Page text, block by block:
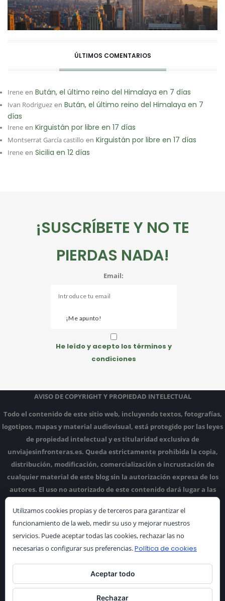
ÚLTIMOS COMENTARIOS
Irene en Bután, el último reino del Himalaya en 7 días
Ivan Rodriguez en Bután, el último reino del Himalaya en 7
días
Irene en Kirguistán por libre en 17 días
Montserrat García castillo en Kirguistán por libre en 17 días
Irene en Sicilia en 12 días
¡SUSCRÍBETE Y NO TE
PIERDAS NADA!
Email:
He leído y acepto los términos y
condiciones
AVISO DE COPYRIGHT Y PROPIEDAD INTELECTUAL
Todo el contenido de este sitio web, incluyendo textos, fotografías,
logotipos, mapas y material audiovisual, está protegido por las leyes
de propiedad intelectual y es titularidad exclusiva de
unviajesinfronteras.es. Queda estrictamente prohibida la copia,
distribución, modificación, comercialización o incrustación de
cualquier material de este blog sin la autorización expresa de los
autores. El uso no autorizado de este contenido dará lugar a las
Utilizamos cookies propias y de terceros para garantizar el
funcionamiento de la web, medir su uso y mejorar nuestros
servicios. Puede aceptar todas las cookies, rechazar las no
necesarias o configurar sus preferencias.Política de cookies
Aceptar todo
Rechazar